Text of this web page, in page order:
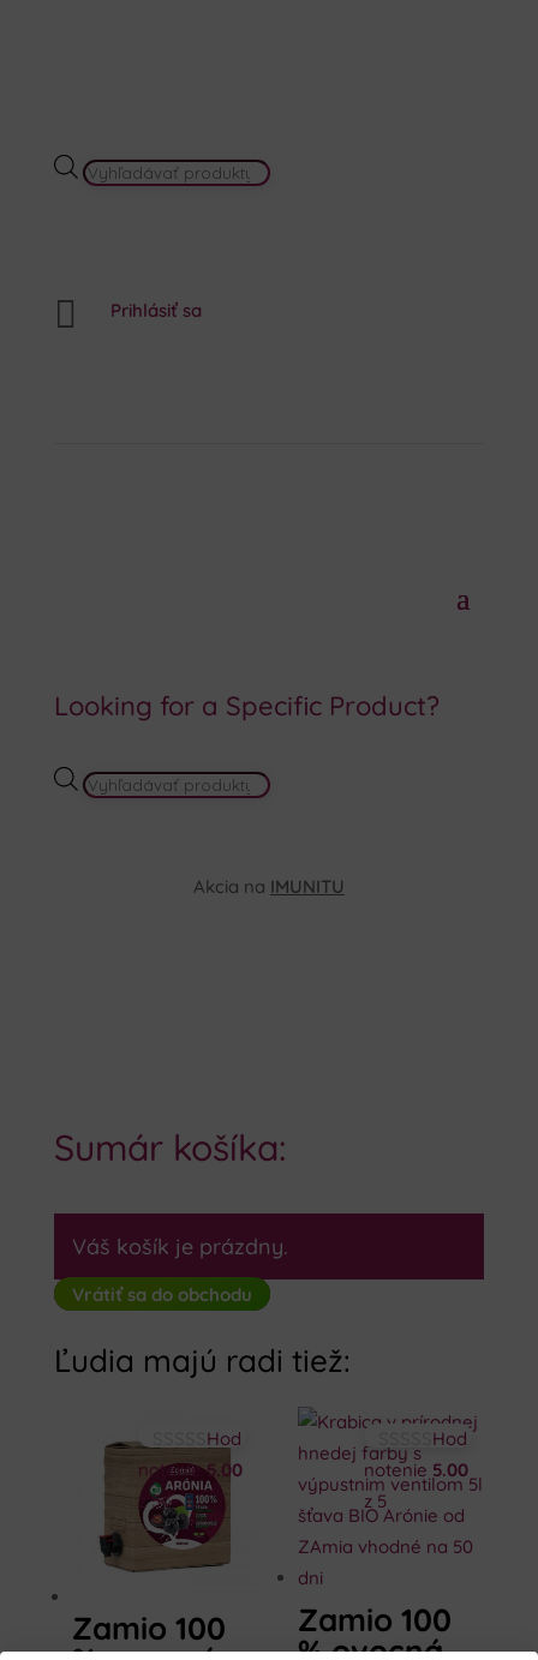
PRODUCTS
 Prihlásiť sa
Looking for a Specific Product?
PRODUCTS
Akcia na IMUNITU
Sumár košíka:
Váš košík je prázdny.
Vrátiť sa do obchodu
Ľudia majú radi tiež:
Zamio 100
Hod
notenie5.00
z 5
Zamio 100
% ovocná
Hod
notenie 5.00
z 5